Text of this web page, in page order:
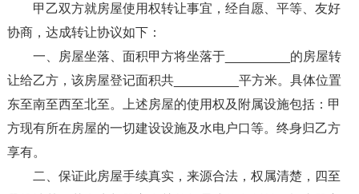
甲乙双方就房屋使用权转让事宜，经自愿、平等、友好
协商，达成转让协议如下：
一、房屋坐落、面积甲方将坐落于_________的房屋转
让给乙方，该房屋登记面积共_________平方米。具体位置
东至南至西至北至。上述房屋的使用权及附属设施包括：甲
方现有所在房屋的一切建设设施及水电户口等。终身归乙方
享有。
二、保证此房屋手续真实，来源合法，权属清楚，四至